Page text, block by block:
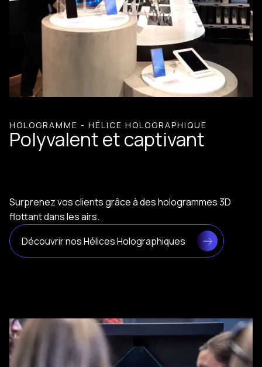
HOLOGRAMME - HÉLICE HOLOGRAPHIQUE
Polyvalent et captivant
Surprenez vos clients grâce à des hologrammes 3D
flottant dans les airs.
Découvrir nos Hélices Holographiques